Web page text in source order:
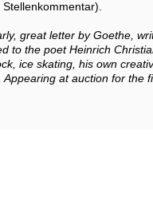
great letter by Goethe,
to the poet Heinrich
ice skating, his own
at auction for